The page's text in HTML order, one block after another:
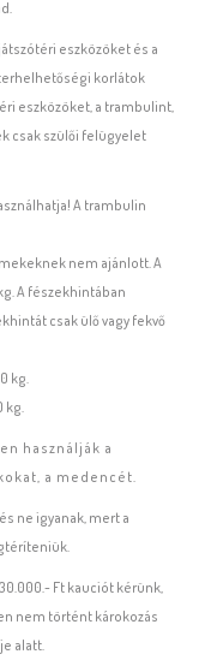
eszközöket és a
korlátok
eszközöket, a trambulint,
csak szülői felügyelet
A trambulin
nem ajánlott. A
A fészekhintában
csak ülő vagy fekvő
kg.
kg.
használják a
a medencét.
ne igyanak, mert a
Ft kauciót kérünk,
nem történt károkozás
alatt.